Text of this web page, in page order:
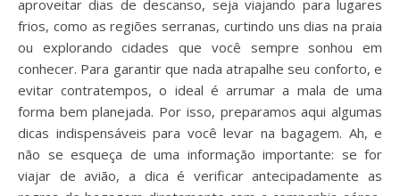
aproveitar dias de descanso, seja viajando para lugares
frios, como as regiões serranas, curtindo uns dias na praia
ou explorando cidades que você sempre sonhou em
conhecer. Para garantir que nada atrapalhe seu conforto, e
evitar contratempos, o ideal é arrumar a mala de uma
forma bem planejada. Por isso, preparamos aqui algumas
dicas indispensáveis para você levar na bagagem. Ah, e
não se esqueça de uma informação importante: se for
viajar de avião, a dica é verificar antecipadamente as